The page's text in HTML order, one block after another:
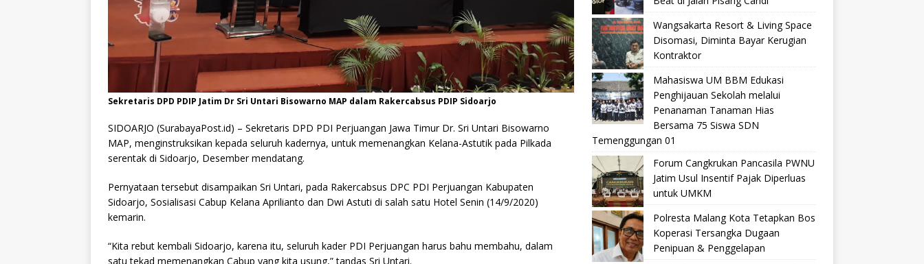
Sekretaris DPD PDIP Jatim Dr Sri Untari Bisowarno MAP dalam Rakercabsus PDIP Sidoarjo
SIDOARJO (SurabayaPost.id) – Sekretaris DPD PDI Perjuangan Jawa Timur Dr. Sri Untari Bisowarno
MAP, menginstruksikan kepada seluruh kadernya, untuk memenangkan Kelana-Astutik pada Pilkada
serentak di Sidoarjo, Desember mendatang.
Pernyataan tersebut disampaikan Sri Untari, pada Rakercabsus DPC PDI Perjuangan Kabupaten
Sidoarjo, Sosialisasi Cabup Kelana Aprilianto dan Dwi Astuti di salah satu Hotel Senin (14/9/2020)
kemarin.
“Kita rebut kembali Sidoarjo, karena itu, seluruh kader PDI Perjuangan harus bahu membahu, dalam
satu tekad memenangkan Cabup yang kita usung,” tandas Sri Untari.
Wangsakarta Resort & Living Space
Disomasi, Diminta Bayar Kerugian
Kontraktor
Mahasiswa UM BBM Edukasi
Penghijauan Sekolah melalui
Penanaman Tanaman Hias
Bersama 75 Siswa SDN
Temenggungan 01
Forum Cangkrukan Pancasila PWNU
Jatim Usul Insentif Pajak Diperluas
untuk UMKM
Polresta Malang Kota Tetapkan Bos
Koperasi Tersangka Dugaan
Penipuan & Penggelapan